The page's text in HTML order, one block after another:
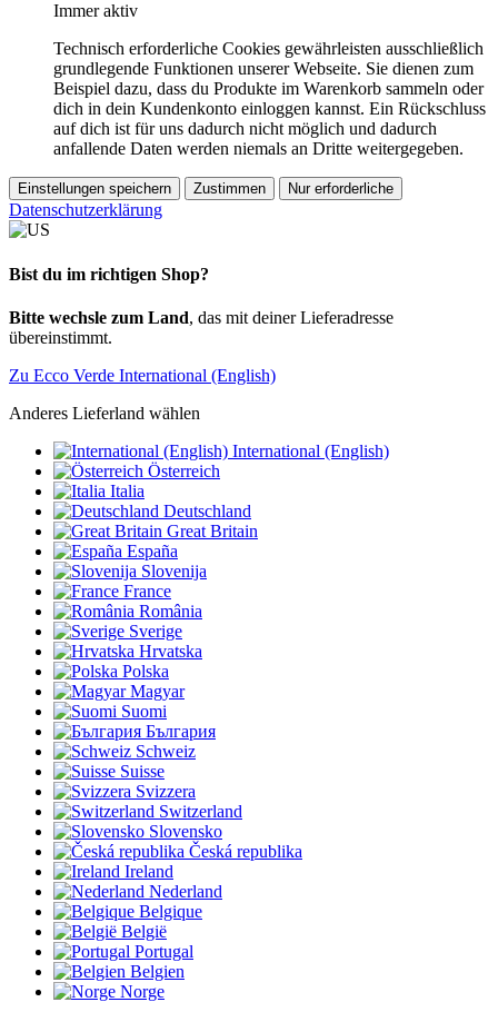
Immer aktiv
Technisch erforderliche Cookies gewährleisten ausschließlich
grundlegende Funktionen unserer Webseite. Sie dienen zum
Beispiel dazu, dass du Produkte im Warenkorb sammeln oder
dich in dein Kundenkonto einloggen kannst. Ein Rückschluss
auf dich ist für uns dadurch nicht möglich und dadurch
anfallende Daten werden niemals an Dritte weitergegeben.
Einstellungen speichern Zustimmen Nur erforderliche
Datenschutzerklärung
Bist du im richtigen Shop?
Bitte wechsle zum Land, das mit deiner Lieferadresse
übereinstimmt.
Zu Ecco Verde International (English)
Anderes Lieferland wählen
International (English)
Österreich
Italia
Deutschland
Great Britain
España
Slovenija
France
România
Sverige
Hrvatska
Polska
Magyar
Suomi
България
Schweiz
Suisse
Svizzera
Switzerland
Slovensko
Česká republika
Ireland
Nederland
Belgique
België
Portugal
Belgien
Norge